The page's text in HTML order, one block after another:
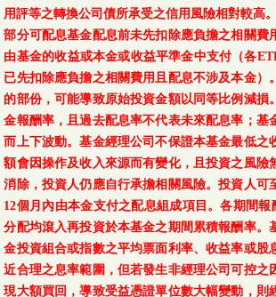
用評等之轉換公司債所承受之信用風險相對較高。
部分可配息基金配息前未先扣除應負擔之相關費
由基金的收益或本金或收益平準金中支付（各
已先扣除應負擔之相關費用且配息不涉及本金）
的部份，可能導致原始投資金額以同等比例減損
金報酬率，且過去配息率不代表未來配息率；基
而上下波動。基金經理公司不保證本基金最低之
額會因操作及收入來源而有變化，且投資之風險
消除，投資人仍應自行承擔相關風險。投資人可
12個月內由本金支付之配息組成項目。各期間
分配均滾入再投資於本基金之期間累積報酬率。
金投資組合或指數之平均票面利率、收益率或股
近合理之息率範圍，但若發生非經理公司可控之
現大額買回，導致受益憑證單位數大幅變動，則